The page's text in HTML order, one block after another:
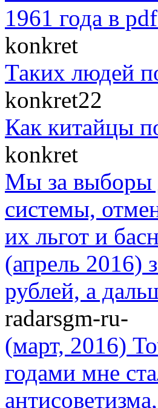
1961 года в
konkret
Таких людей
konkret22
Как китайцы
konkret
Мы за выборы
системы,
их льгот и
(апрель 2016)
рублей, а
radarsgm-ru-
(март, 2016)
годами мне